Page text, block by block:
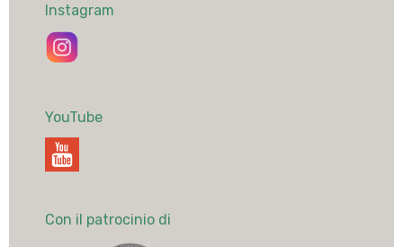
Instagram
YouTube
Con il patrocinio di